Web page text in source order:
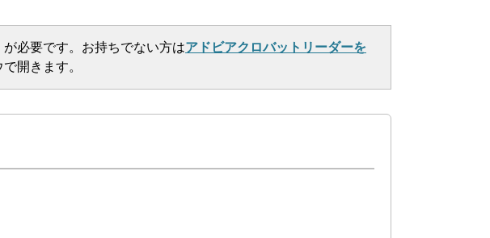
必要です。お持ちでない方はアドビアクロバットリーダーを
開きます。